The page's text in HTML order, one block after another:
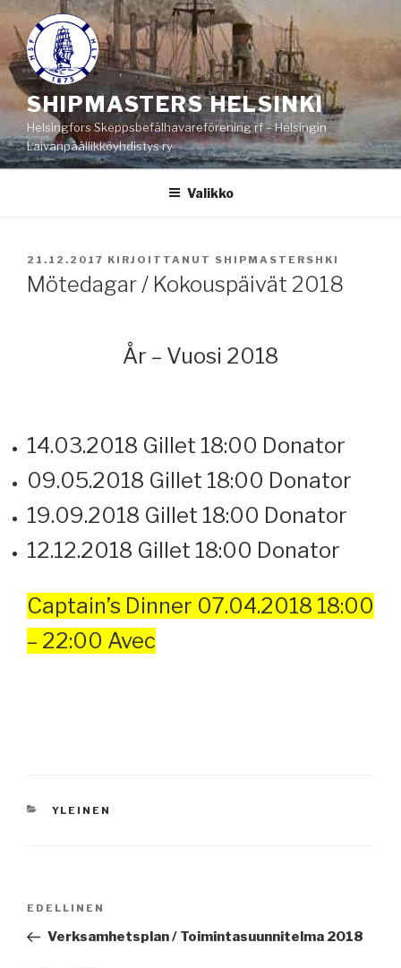
Siirry
sisältöön
SHIPMASTERS HELSINKI
Helsingfors Skeppsbefälhavareförening rf – Helsingin
Laivanpäällikköyhdistys ry
Valikko
JULKAISTU
21.12.2017 KIRJOITTANUT SHIPMASTERSHKI
Mötedagar / Kokouspäivät 2018
År – Vuosi 2018
14.03.2018 Gillet 18:00 Donator
09.05.2018 Gillet 18:00 Donator
19.09.2018 Gillet 18:00 Donator
12.12.2018 Gillet 18:00 Donator
Captain’s Dinner 07.04.2018 18:00
– 22:00 Avec
KATEGORIAT
YLEINEN
Edellinen
artikkeli
EDELLINEN
Verksamhetsplan / Toimintasuunnitelma 2018